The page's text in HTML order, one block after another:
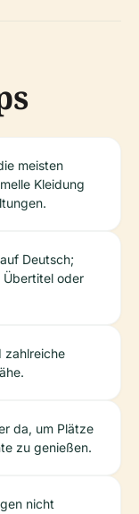
meisten
Kleidung
Deutsch;
Übertitel oder
zahlreiche
da, um Plätze
zu genießen.
nicht